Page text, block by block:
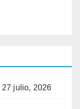
27 julio, 2026